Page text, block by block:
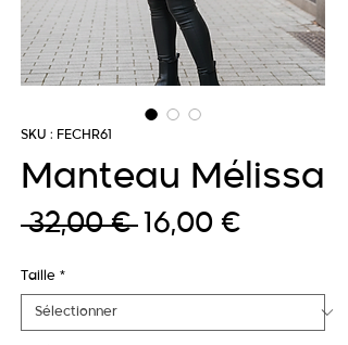
SKU : FECHR61
Manteau Mélissa
32,00 € Prix
16,00 €Prix
Taille *